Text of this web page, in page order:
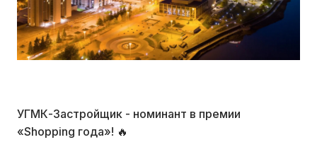
УГМК-Застройщик - номинант в премии
«Shopping года»! 🔥